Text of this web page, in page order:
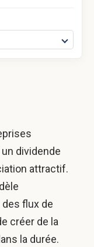
dividende
attractif.
flux de
créer de la
la durée.